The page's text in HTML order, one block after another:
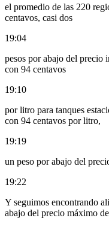
el promedio de las 220
centavos, casi dos
19:04
pesos por abajo del precio
con 94 centavos
19:10
por litro para tanques
con 94 centavos por litro,
19:19
un peso por abajo del
19:22
Y seguimos encontrando
abajo del precio máximo